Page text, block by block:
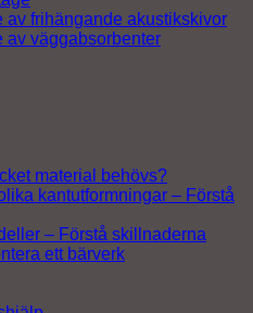
av frihängande akustikskivor
av väggabsorbenter
material behövs?
kantutformningar – Förstå
– Förstå skillnaderna
ett bärverk